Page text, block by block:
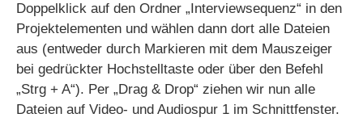
Doppelklick auf den Ordner „Interviewsequenz“ in den
Projektelementen und wählen dann dort alle Dateien
aus (entweder durch Markieren mit dem Mauszeiger
bei gedrückter Hochstelltaste oder über den Befehl
„Strg + A“). Per „Drag & Drop“ ziehen wir nun alle
Dateien auf Video- und Audiospur 1 im Schnittfenster.